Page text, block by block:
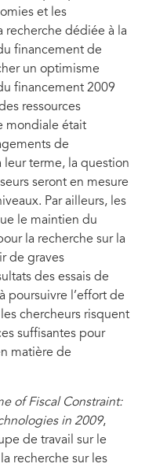
et les
recherche dédiée à la
financement de
un optimisme
financement 2009
ressources
mondiale était
de
leur terme, la question
seront en mesure
Par ailleurs, les
le maintien du
la recherche sur la
de graves
des essais de
poursuivre l’effort de
chercheurs risquent
suffisantes pour
matière de
of Fiscal Constraint:
in 2009,
de travail sur le
recherche sur les